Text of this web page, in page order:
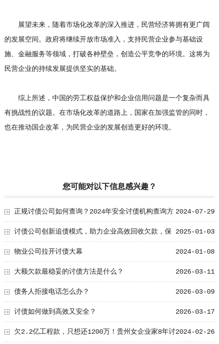
展望未来，随着市场化改革的深入推进，民营经济将拥有更广阔
的发展空间。政府将继续开放市场准入，支持民营企业参与基础设
施、金融服务等领域，打破各种壁垒，创造公平竞争的环境。这将为
民营企业的持续发展提供坚实的基础。
综上所述，中国的劳工权益保护和企业信用问题是一个复杂而具
有挑战性的议题。在市场化改革的道路上，国家在加强监管的同时，
也在推动国企改革，为民营企业的发展创造更好的环境。
您可能对以下信息感兴趣？
2024-07-29
正规讨债公司如何查询？2024年安全讨债机构查询方
法 2025-01-03
讨债公司创新追债模式，助力企业高效回收欠款，保
护合法权益 2024-01-08
物业公司拉开讨债大幕
2026-03-11
大额欠款最稳妥的讨债方法是什么？
2026-03-09
债务人拒接电话怎么办？
2026-03-17
讨债如何做到高效又安全？
2024-02-26
欠2.2亿工程款，只想还1200万！贵州女企业家8年讨